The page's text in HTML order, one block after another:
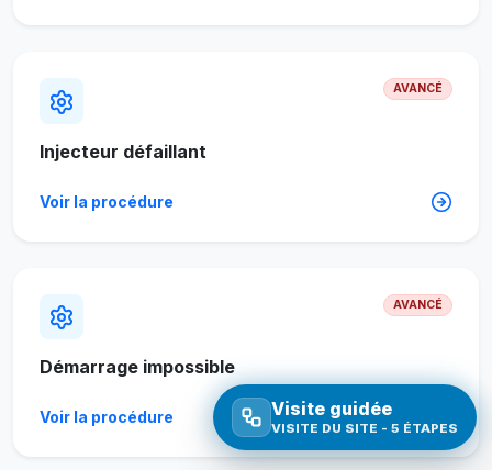
AVANCÉ
Injecteur défaillant
Voir la procédure
AVANCÉ
Démarrage impossible
Voir la procédure Visite guidée
VISITE DU SITE - 5 ÉTAPES